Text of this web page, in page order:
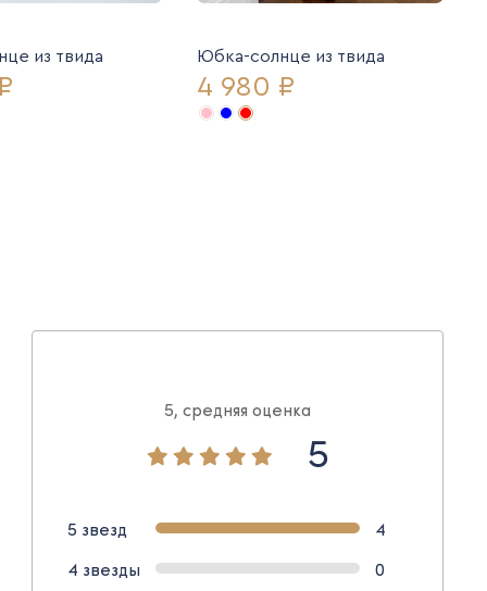
из твида Юбка-солнце из твида
4 980 ₽
5, средняя оценка
5
5 звезд
4
4 звезды
0